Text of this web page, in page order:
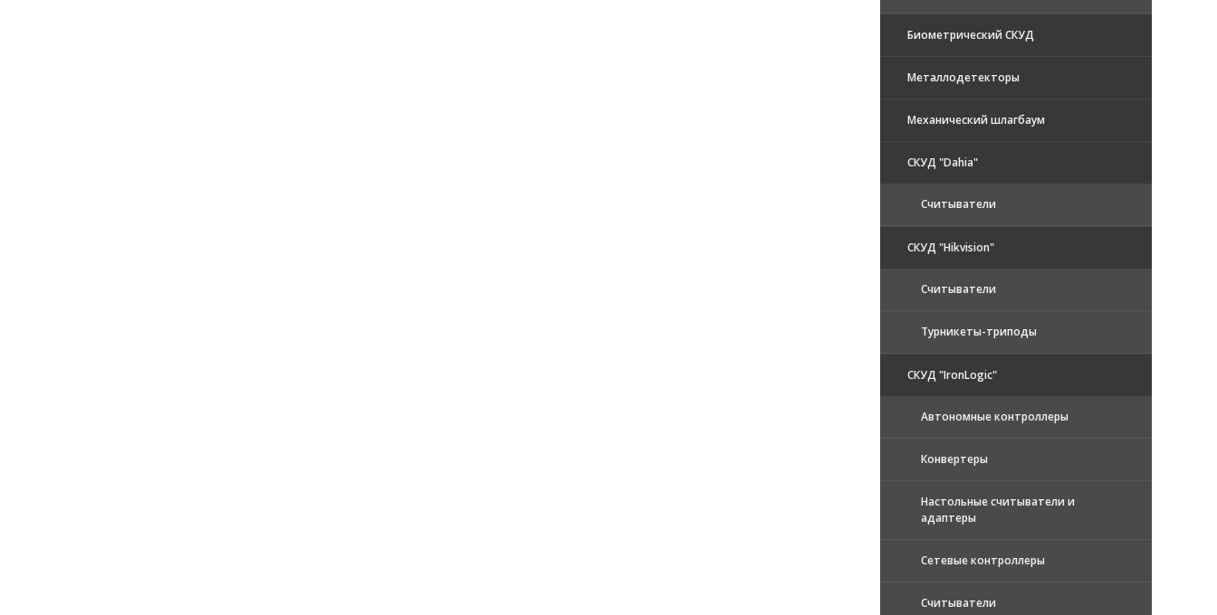
Биометрический СКУД
Металлодетекторы
Механический шлагбаум
СКУД "Dahia"
Считыватели
СКУД "Hikvision"
Считыватели
Турникеты-триподы
СКУД "IronLogic"
Автономные контроллеры
Конвертеры
Настольные считыватели и
адаптеры
Сетевые контроллеры
Считыватели